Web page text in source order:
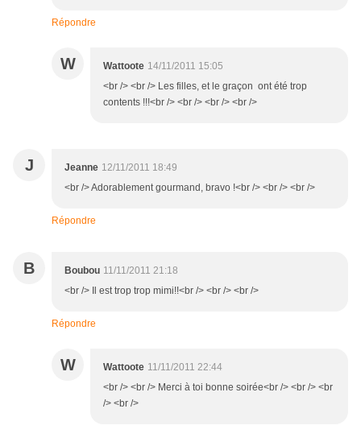
Répondre
W Wattoote 14/11/2011 15:05
<br /> <br /> Les filles, et le graçon ont été trop
contents !!!<br /> <br /> <br /> <br />
J Jeanne 12/11/2011 18:49
<br /> Adorablement gourmand, bravo !<br /> <br /> <br />
Répondre
B Boubou 11/11/2011 21:18
<br /> Il est trop trop mimi!!<br /> <br /> <br />
Répondre
W Wattoote 11/11/2011 22:44
<br /> <br /> Merci à toi bonne soirée<br /> <br /> <br
/> <br />